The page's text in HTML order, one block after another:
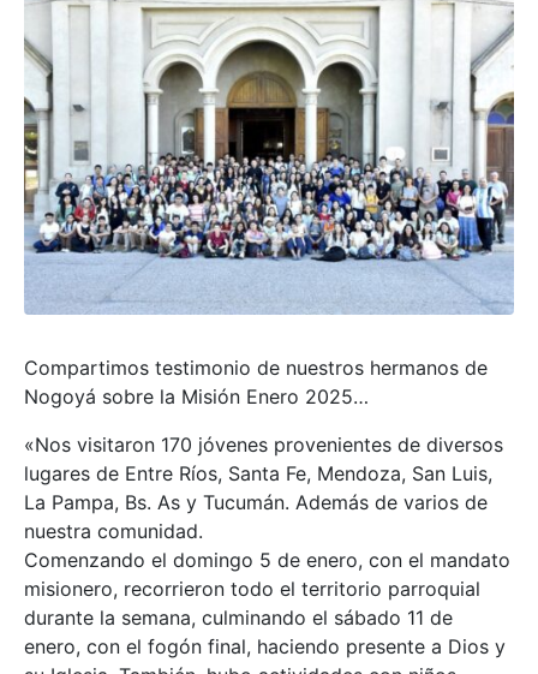
Compartimos testimonio de nuestros hermanos de
Nogoyá sobre la Misión Enero 2025…
«Nos visitaron 170 jóvenes provenientes de diversos
lugares de Entre Ríos, Santa Fe, Mendoza, San Luis,
La Pampa, Bs. As y Tucumán. Además de varios de
nuestra comunidad.
Comenzando el domingo 5 de enero, con el mandato
misionero, recorrieron todo el territorio parroquial
durante la semana, culminando el sábado 11 de
enero, con el fogón final, haciendo presente a Dios y